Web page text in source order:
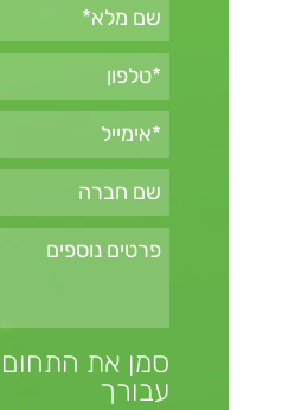
סמן את התחום
עבורך